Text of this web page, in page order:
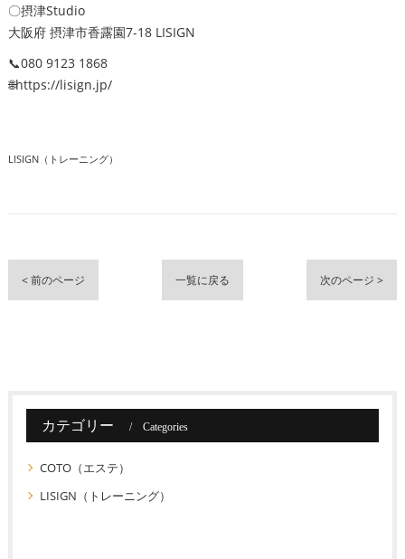
〇摂津Studio
大阪府 摂津市香露園7-18 LISIGN
📞080 9123 1868
🌐https://lisign.jp/
LISIGN（トレーニング）
< 前のページ 一覧に戻る 次のページ >
カテゴリー Categories
COTO（エステ）
LISIGN（トレーニング）